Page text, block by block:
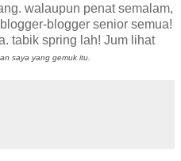
walaupun penat semalam,
blogger senior semua!
tabik spring lah! Jum lihat
saya yang gemuk itu.